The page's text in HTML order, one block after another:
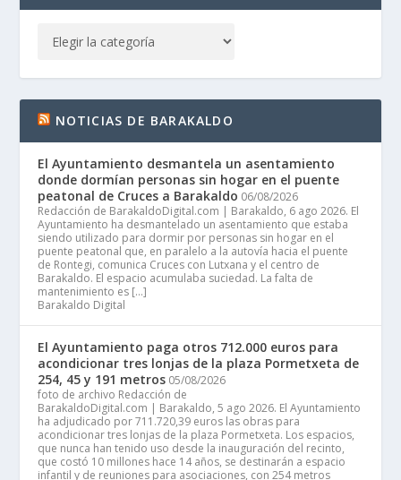
NOTICIAS DE BARAKALDO
El Ayuntamiento desmantela un asentamiento
donde dormían personas sin hogar en el puente
peatonal de Cruces a Barakaldo 06/08/2026
Redacción de BarakaldoDigital.com | Barakaldo, 6 ago 2026. El
Ayuntamiento ha desmantelado un asentamiento que estaba
siendo utilizado para dormir por personas sin hogar en el
puente peatonal que, en paralelo a la autovía hacia el puente
de Rontegi, comunica Cruces con Lutxana y el centro de
Barakaldo. El espacio acumulaba suciedad. La falta de
mantenimiento es […]
Barakaldo Digital
El Ayuntamiento paga otros 712.000 euros para
acondicionar tres lonjas de la plaza Pormetxeta de
254, 45 y 191 metros 05/08/2026
foto de archivo Redacción de
BarakaldoDigital.com | Barakaldo, 5 ago 2026. El Ayuntamiento
ha adjudicado por 711.720,39 euros las obras para
acondicionar tres lonjas de la plaza Pormetxeta. Los espacios,
que nunca han tenido uso desde la inauguración del recinto,
que costó 10 millones hace 14 años, se destinarán a espacio
infantil y de reuniones para asociaciones, con 254 metros